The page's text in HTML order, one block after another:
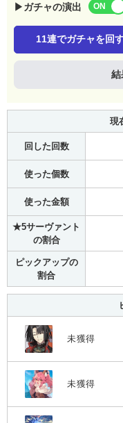
▶ガチャの演出
11連でガチャを回
結
現
回した回数
使った個数
使った金額
★5サーヴァント
の割合
ピックアップの
割合
未獲得
未獲得